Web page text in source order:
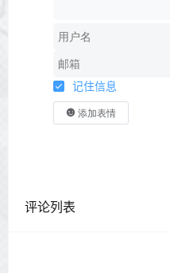
记住信息
添加表情
评论列表